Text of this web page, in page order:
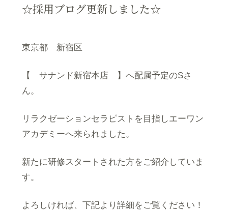
☆採用ブログ更新しました☆
東京都 新宿区
【 サナンド新宿本店 】へ配属予定のSさ
ん。
リラクゼーションセラピストを目指しエーワン
アカデミーへ来られました。
新たに研修スタートされた方をご紹介していま
す。
よろしければ、下記より詳細をご覧ください！